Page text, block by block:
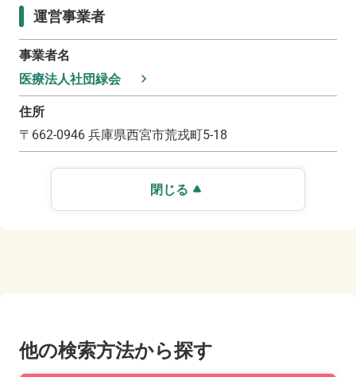
運営事業者
事業者名
医療法人社団緑会
住所
〒 662-0946 兵庫県西宮市荒戎町5-18
閉じる
他の検索方法から探す